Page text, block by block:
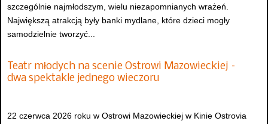
szczególnie najmłodszym, wielu niezapomnianych wrażeń.
Największą atrakcją były banki mydlane, które dzieci mogły
samodzielnie tworzyć...
Teatr młodych na scenie Ostrowi Mazowieckiej –
dwa spektakle jednego wieczoru
22 czerwca 2026 roku w Ostrowi Mazowieckiej w Kinie Ostrovia